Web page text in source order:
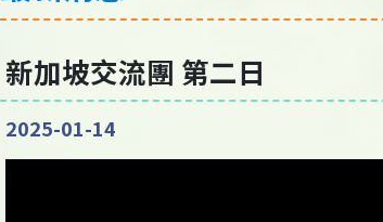
新加坡交流團 第二日
2025-01-14